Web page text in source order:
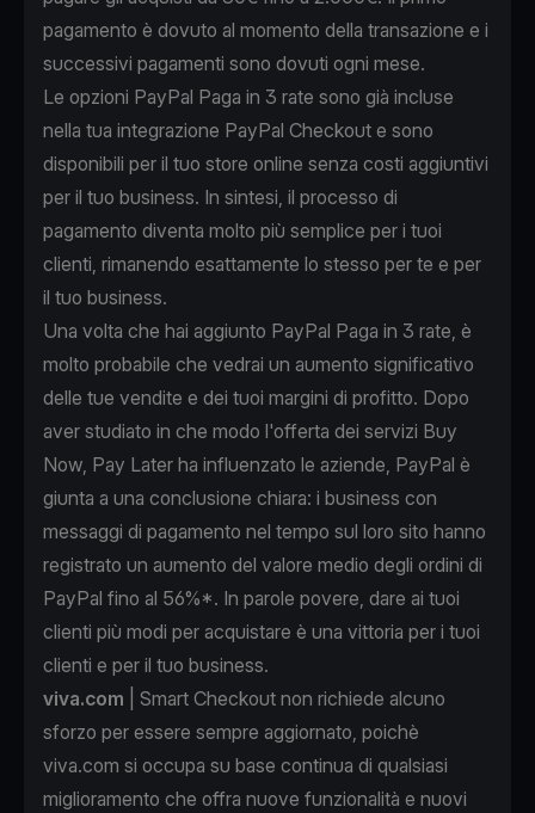
pagamento è dovuto al momento della transazione e i
successivi pagamenti sono dovuti ogni mese.
Le opzioni PayPal Paga in 3 rate sono già incluse
nella tua integrazione PayPal Checkout e sono
disponibili per il tuo store online senza costi aggiuntivi
per il tuo business. In sintesi, il processo di
pagamento diventa molto più semplice per i tuoi
clienti, rimanendo esattamente lo stesso per te e per
il tuo business.
Una volta che hai aggiunto PayPal Paga in 3 rate, è
molto probabile che vedrai un aumento significativo
delle tue vendite e dei tuoi margini di profitto. Dopo
aver studiato in che modo l'offerta dei servizi Buy
Now, Pay Later ha influenzato le aziende, PayPal è
giunta a una conclusione chiara: i business con
messaggi di pagamento nel tempo sul loro sito hanno
registrato un aumento del valore medio degli ordini di
PayPal fino al 56%*. In parole povere, dare ai tuoi
clienti più modi per acquistare è una vittoria per i tuoi
clienti e per il tuo business.
viva.com | Smart Checkout non richiede alcuno
sforzo per essere sempre aggiornato, poichè
viva.com si occupa su base continua di qualsiasi
miglioramento che offra nuove funzionalità e nuovi